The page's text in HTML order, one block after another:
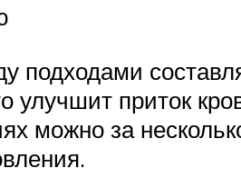
подходами
улучшит приток
можно за